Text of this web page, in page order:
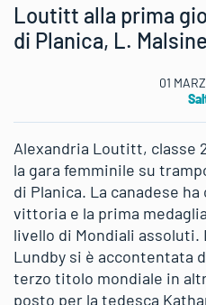
Loutitt alla prima
di Planica, L.
01
Alexandria Loutitt, classe
la gara femminile su
di Planica. La canadese
vittoria e la prima
livello di Mondiali assoluti.
Lundby si è accontentata
terzo titolo mondiale in
posto per la tedesca